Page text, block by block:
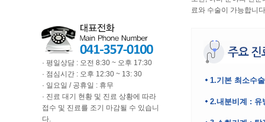
· 평일상담 : 오전 8:30 ~ 오후 17:30
· 점심시간 : 오후 12:30 ~ 13: 30
· 일요일 / 공휴일 : 휴무
· 진료 대기 현황 및 진료 상황에 따라
접수 및 진료를 조기 마감될 수 있습니
다.
료와 수술이 가능합니
1.기본 최소수
2.내분비계 : 유